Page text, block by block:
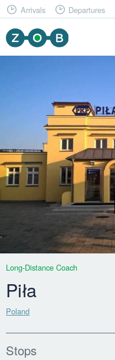
Arrivals Departures
Long-Distance Coach
Piła
Poland
Stops